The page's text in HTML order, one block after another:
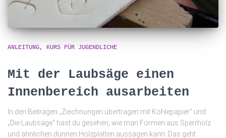
ANLEITUNG KURS FÜR JUGENDLICHE
Mit der Laubsäge einen
Innenbereich ausarbeiten
In den Beiträgen „Zeichnungen übertragen mit Kohlepapier“ und
„Die Laubsäge“ hast du gesehen, wie man Formen aus Sperrholz
und ähnlichen dünnen Holzplatten aussägen kann. Das geht